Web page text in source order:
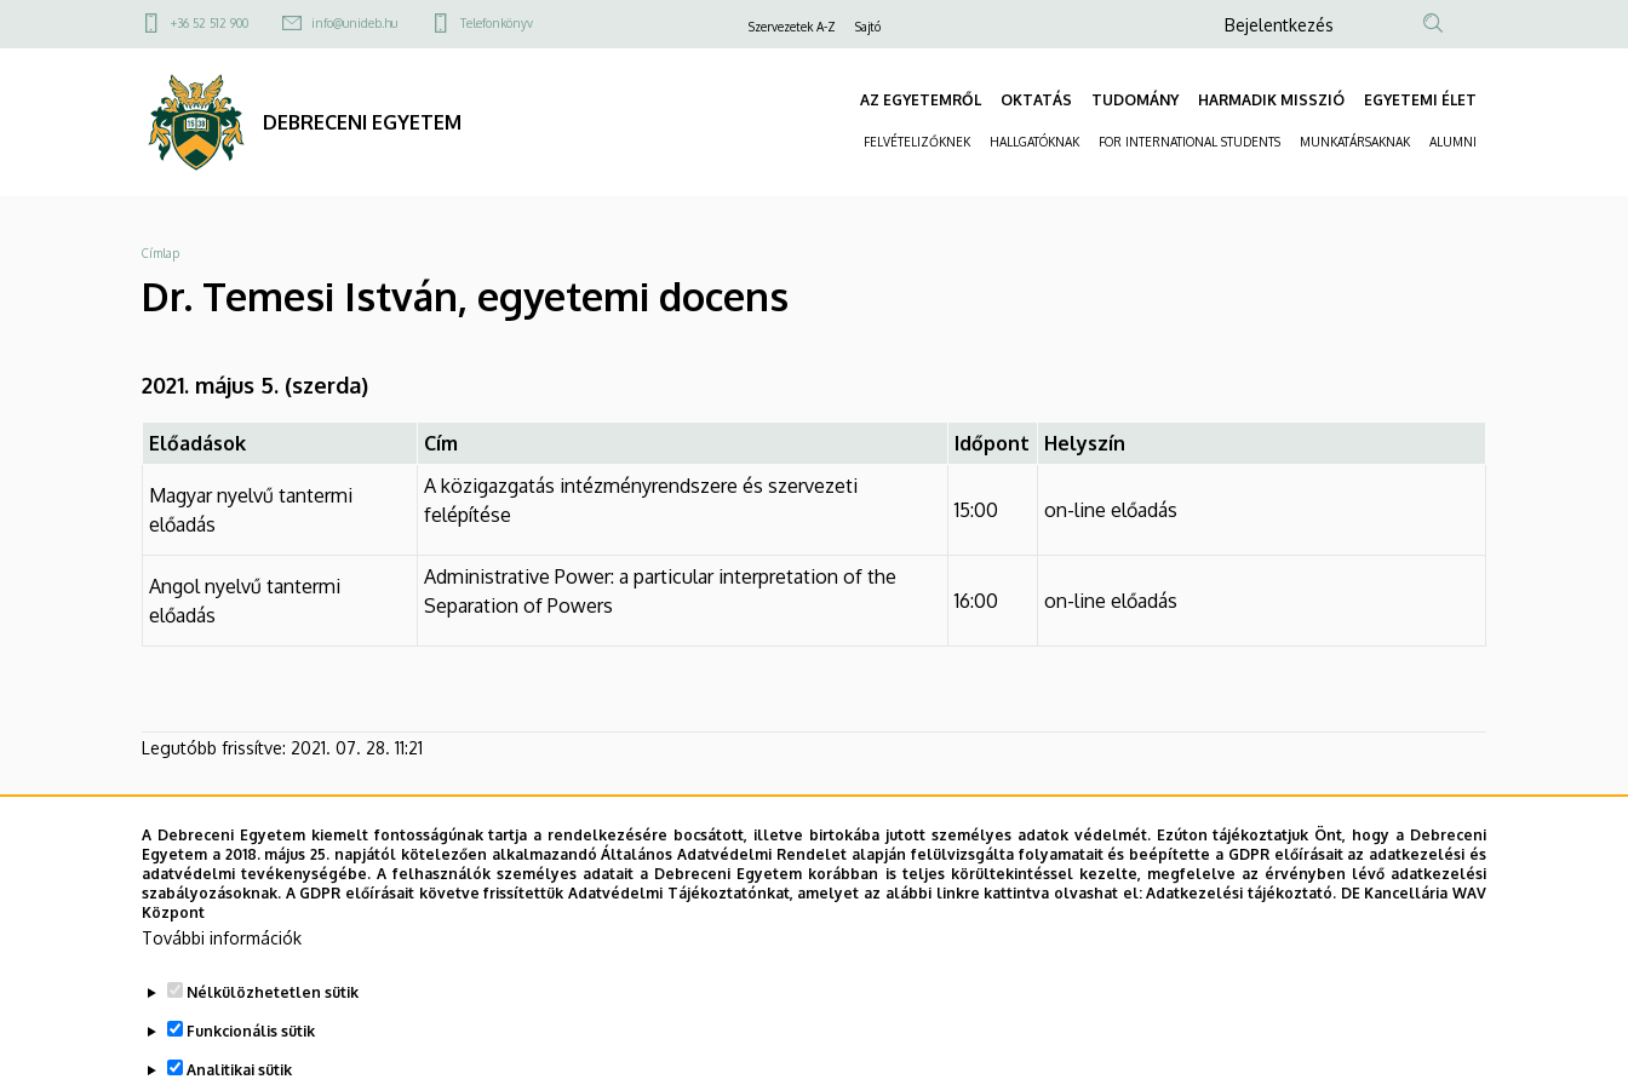
egyetemi
DEBRECENI
EGYETEM
a
Felső
menü
+36 52 512 900 info@unideb.hu Telefonkönyv Szervezetek A-Z Sajtó
Anonim
fiók
Bejelentkezés
DEBRECENI EGYETEM
AZ EGYETEMRŐL OKTATÁS TUDOMÁNY HARMADIK MISSZIÓ EGYETEMI ÉLET
FELVÉTELIZŐKNEK HALLGATÓKNAK FOR INTERNATIONAL STUDENTS MUNKATÁRSAKNAK ALUMNI
Morzsa
Címlap
Dr. Temesi István, egyetemi docens
2021. május 5. (szerda)
Előadások Cím Időpont Helyszín
Magyar nyelvű tantermi
előadás
A közigazgatás intézményrendszere és szervezeti
felépítése
15:00 on-line előadás
Angol nyelvű tantermi
előadás
Administrative Power: a particular interpretation of the
Separation of Powers
16:00 on-line előadás
Legutóbb frissítve: 2021. 07. 28. 11:21
A Debreceni Egyetem kiemelt fontosságúnak tartja a rendelkezésére bocsátott, illetve birtokába jutott személyes adatok védelmét. Ezúton tájékoztatjuk Önt, hogy a Debreceni
Egyetem a 2018. május 25. napjától kötelezően alkalmazandó Általános Adatvédelmi Rendelet alapján felülvizsgálta folyamatait és beépítette a GDPR előírásait az adatkezelési és
adatvédelmi tevékenységébe. A felhasználók személyes adatait a Debreceni Egyetem korábban is teljes körültekintéssel kezelte, megfelelve az érvényben lévő adatkezelési
szabályozásoknak. A GDPR előírásait követve frissítettük Adatvédelmi Tájékoztatónkat, amelyet az alábbi linkre kattintva olvashat el:Adatkezelési tájékoztató. DE Kancellária WAV
Központ
További információk
Nélkülözhetetlen sütik
Funkcionális sütik
Analitikai sütik